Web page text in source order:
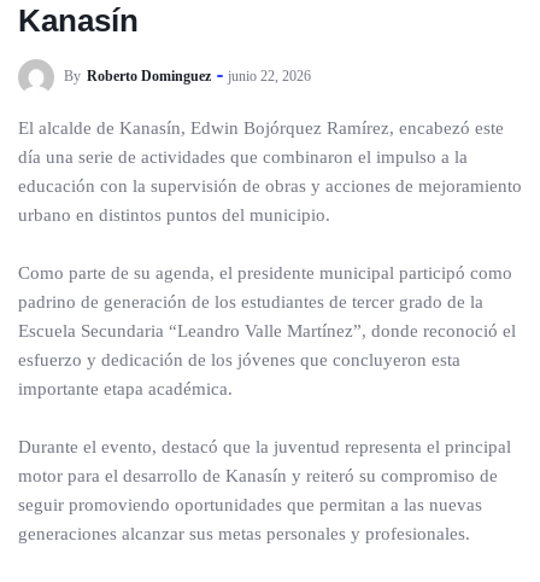
Kanasín
By Roberto Dominguez junio 22, 2026
El alcalde de Kanasín, Edwin Bojórquez Ramírez, encabezó este
día una serie de actividades que combinaron el impulso a la
educación con la supervisión de obras y acciones de mejoramiento
urbano en distintos puntos del municipio.
Como parte de su agenda, el presidente municipal participó como
padrino de generación de los estudiantes de tercer grado de la
Escuela Secundaria “Leandro Valle Martínez”, donde reconoció el
esfuerzo y dedicación de los jóvenes que concluyeron esta
importante etapa académica.
Durante el evento, destacó que la juventud representa el principal
motor para el desarrollo de Kanasín y reiteró su compromiso de
seguir promoviendo oportunidades que permitan a las nuevas
generaciones alcanzar sus metas personales y profesionales.